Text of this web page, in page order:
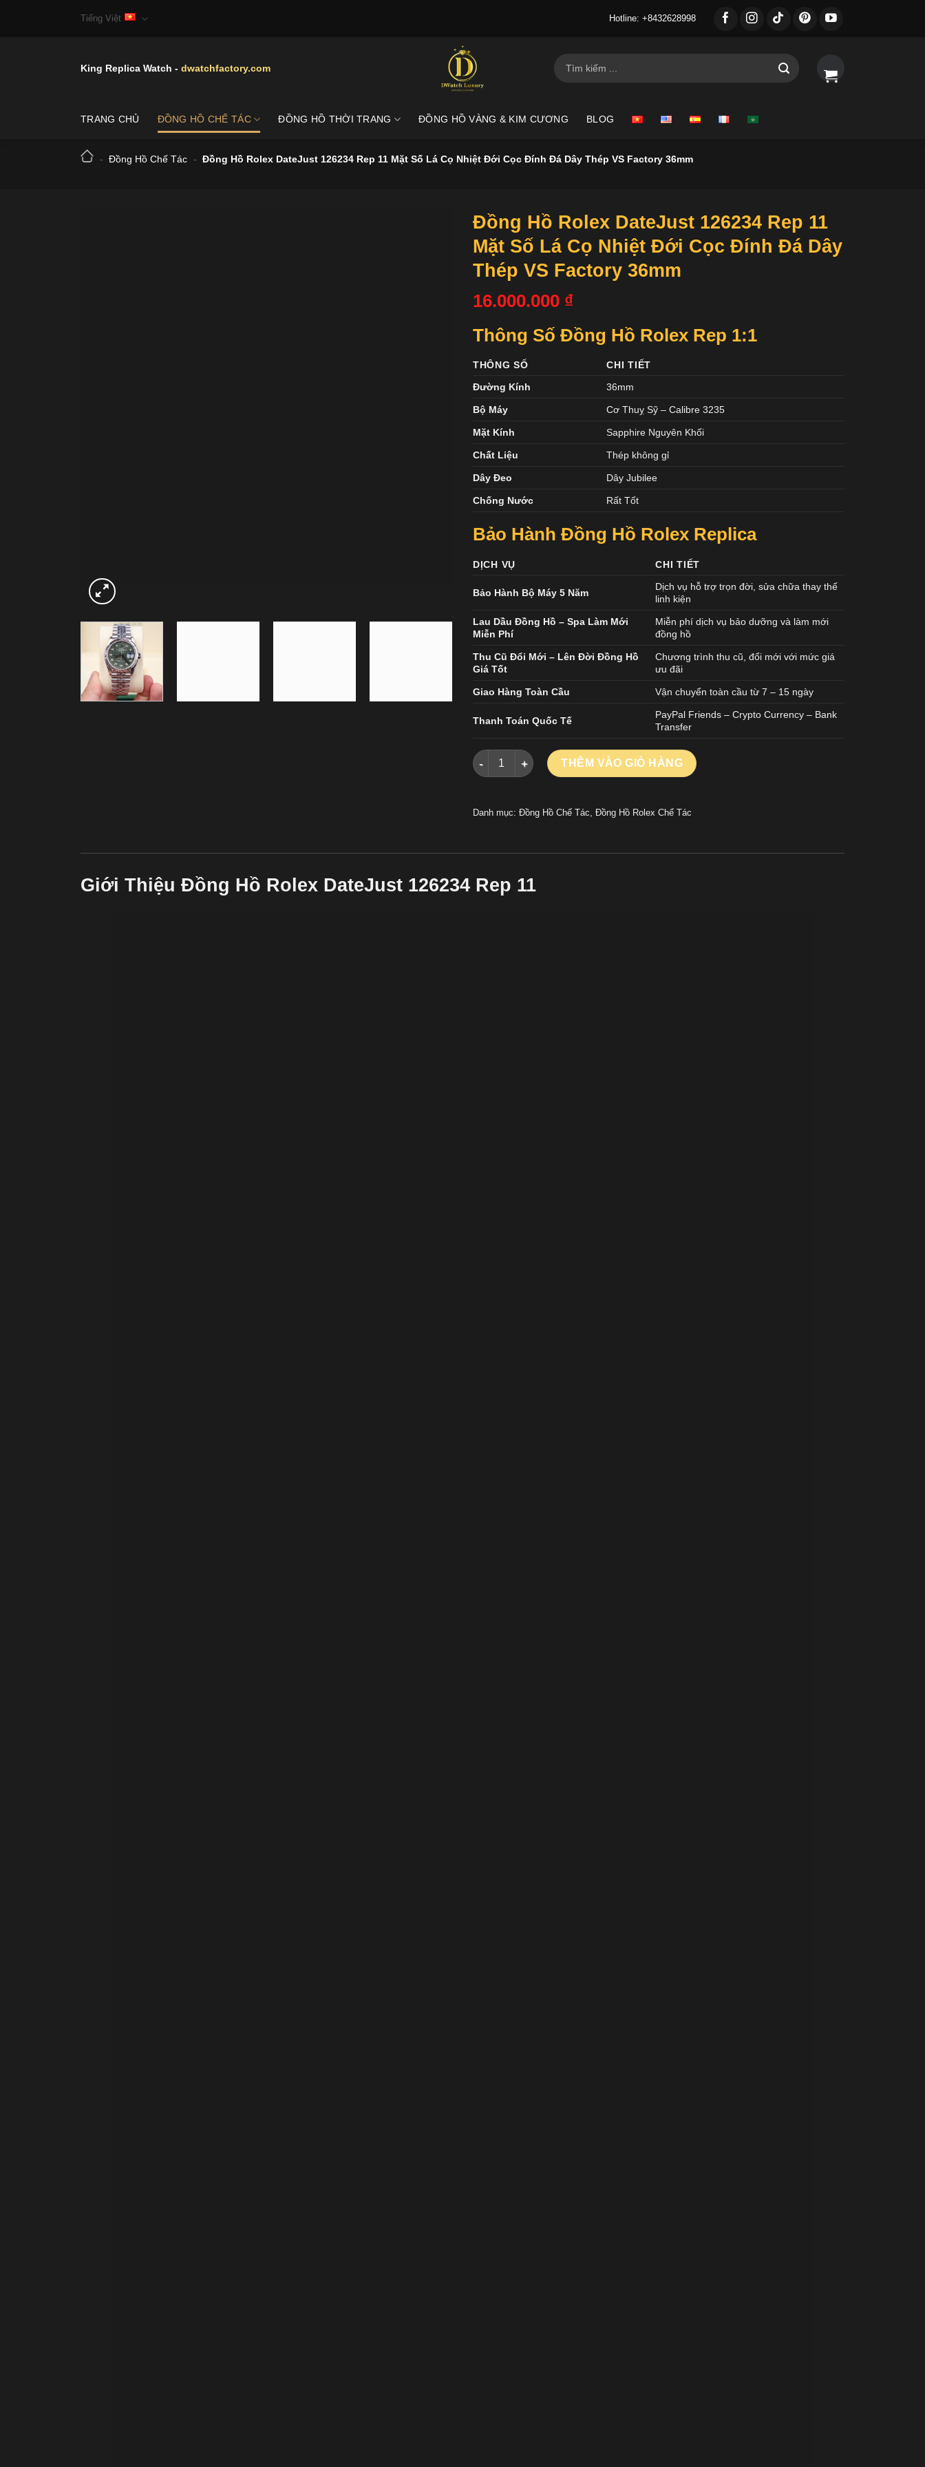
Tiếng Việt Hotline: +8432628998
King Replica Watch - dwatchfactory.com
Tìm
kiếm:
TRANG CHỦ ĐỒNG HỒ CHẾ TÁC ĐỒNG HỒ THỜI TRANG ĐỒNG HỒ VÀNG & KIM CƯƠNG BLOG
- Đồng Hồ Chế Tác - Đồng Hồ Rolex DateJust 126234 Rep 11 Mặt Số Lá Cọ Nhiệt Đới Cọc Đính Đá Dây Thép VS Factory 36mm
Đồng Hồ Rolex DateJust 126234 Rep 11
Mặt Số Lá Cọ Nhiệt Đới Cọc Đính Đá Dây
Thép VS Factory 36mm
16.000.000 ₫
Thông Số Đồng Hồ Rolex Rep 1:1
THÔNG SỐ
CHI TIẾT
Đường Kính
36mm
Bộ Máy Cơ Thuỵ Sỹ – Calibre 3235
Mặt Kính Sapphire Nguyên Khối
Chất Liệu Thép không gỉ
Dây Đeo Dây Jubilee
Chống Nước Rất Tốt
Bảo Hành Đồng Hồ Rolex Replica
DỊCH VỤ CHI TIẾT
Bảo Hành Bộ Máy 5 Năm
Dịch vụ hỗ trợ trọn đời, sửa chữa thay thế
linh kiện
Lau Dầu Đồng Hồ – Spa Làm Mới
Miễn Phí
Miễn phí dịch vụ bảo dưỡng và làm mới
đồng hồ
Thu Cũ Đổi Mới – Lên Đời Đồng Hồ
Giá Tốt
Chương trình thu cũ, đổi mới với mức giá
ưu đãi
Giao Hàng Toàn Cầu Vận chuyển toàn cầu từ 7 – 15 ngày
Thanh Toán Quốc Tế
PayPal Friends – Crypto Currency – Bank
Transfer
Đồng Hồ Rolex DateJust 126234 Rep 11 Mặt Số Lá Cọ Nhiệt Đới Cọc Đính Đá Dây Thép VS
THÊM VÀO GIỎ HÀNG
Danh mục: Đồng Hồ Chế Tác Đồng Hồ Rolex Chế Tác
Giới Thiệu Đồng Hồ Rolex DateJust 126234 Rep 11